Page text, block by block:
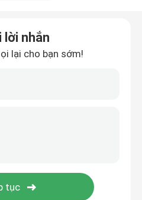
lời nhắn
lại cho bạn sớm!